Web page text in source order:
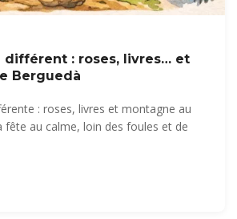
différent : roses, livres… et
Berguedà
: roses, livres et montagne au
fête au calme, loin des foules et de